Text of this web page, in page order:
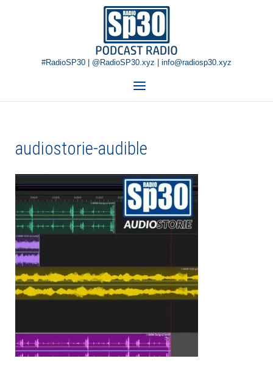
Home
#RadioSP30 | @RadioSP30.xyz | info@radiosp30.xyz
Menu
audiostorie-audible